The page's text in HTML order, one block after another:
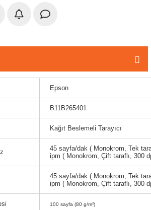
Epson
B11B265401
Kağıt Beslemeli Tarayıcı
45 sayfa/dak ( Monokrom, Tek
ipm ( Monokrom, Çift taraflı, 300
45 sayfa/dak ( Monokrom, Tek
ipm ( Monokrom, Çift taraflı, 300
100 sayfa (80 g/m²)